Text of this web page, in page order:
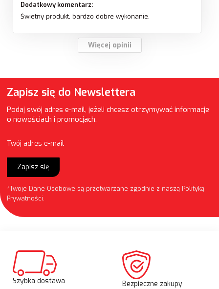
Dodatkowy komentarz:
Świetny produkt, bardzo dobre wykonanie.
Więcej opinii
Zapisz się do Newslettera
Podaj swój adres e-mail, jeżeli chcesz otrzymywać informacje
o nowościach i promocjach.
Twój adres e-mail
Zapisz się
*Twoje Dane Osobowe są przetwarzane zgodnie z naszą Polityką
Prywatności.
Szybka dostawa Bezpieczne zakupy